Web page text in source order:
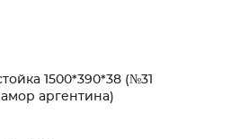
1500*390*38 (№31
аргентина)